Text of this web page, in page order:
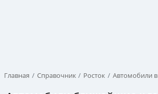
Главная Справочник Росток Автомобили